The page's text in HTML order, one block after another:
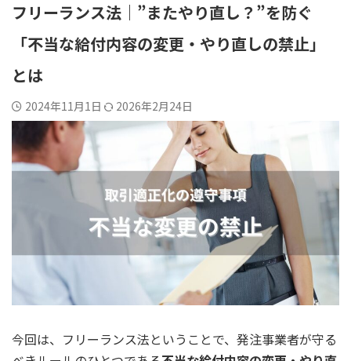
フリーランス法｜”またやり直し？”を防ぐ
「不当な給付内容の変更・やり直しの禁止」
とは
2024年11月1日 2026年2月24日
今回は、フリーランス法ということで、発注事業者が守る